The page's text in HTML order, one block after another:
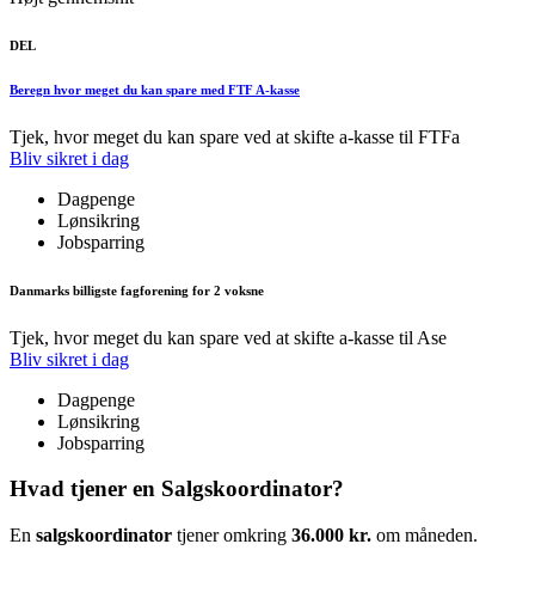
DEL
Beregn hvor meget du kan spare med FTF A-kasse
Tjek, hvor meget du kan spare ved at skifte a-kasse til FTFa
Bliv sikret i dag
Dagpenge
Lønsikring
Jobsparring
Danmarks billigste fagforening for 2 voksne
Tjek, hvor meget du kan spare ved at skifte a-kasse til Ase
Bliv sikret i dag
Dagpenge
Lønsikring
Jobsparring
Hvad tjener en Salgskoordinator?
En salgskoordinator tjener omkring 36.000 kr. om måneden.